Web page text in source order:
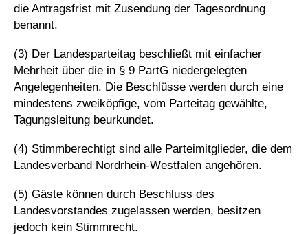
die Antragsfrist mit Zusendung der Tagesordnung
benannt.
(3) Der Landesparteitag beschließt mit einfacher
Mehrheit über die in § 9 PartG niedergelegten
Angelegenheiten. Die Beschlüsse werden durch eine
mindestens zweiköpfige, vom Parteitag gewählte,
Tagungsleitung beurkundet.
(4) Stimmberechtigt sind alle Parteimitglieder, die dem
Landesverband Nordrhein-Westfalen angehören.
(5) Gäste können durch Beschluss des
Landesvorstandes zugelassen werden, besitzen
jedoch kein Stimmrecht.